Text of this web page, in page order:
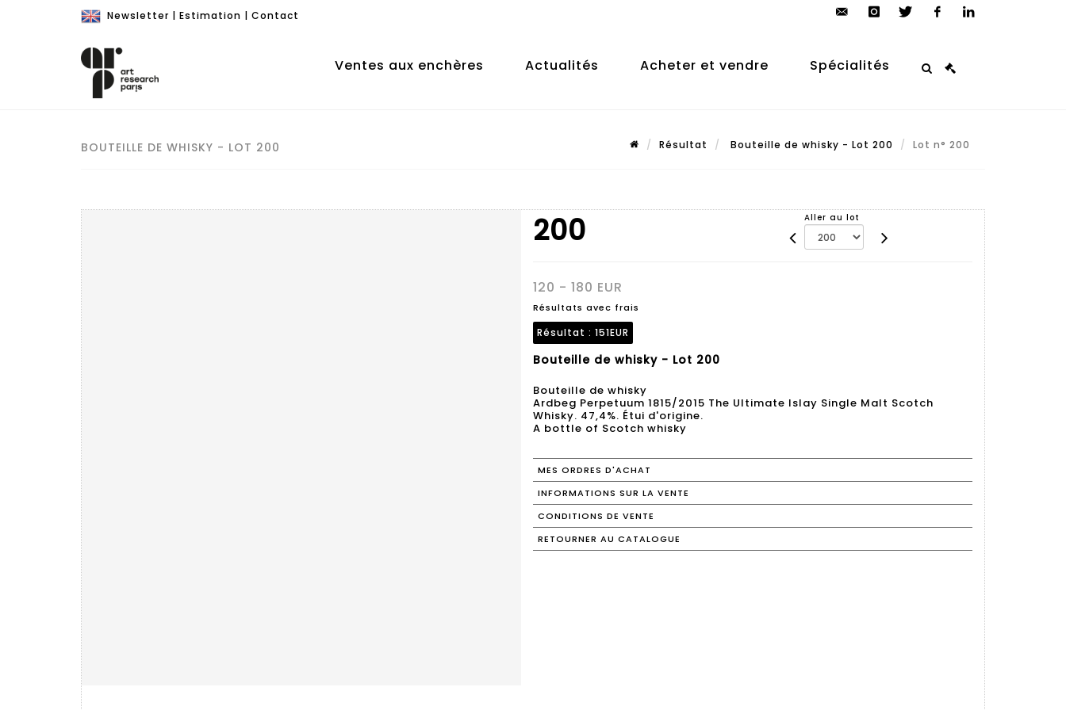
Newsletter | Estimation | Contact
auction.com
Ventes aux enchères Actualités Acheter et vendre Spécialités
BOUTEILLE DE WHISKY - LOT 200 Résultat Bouteille de whisky - Lot 200 Lot n° 200
200 Aller au lot
120 - 180 EUR
Résultats avec frais
Résultat : 151EUR
Bouteille de whisky - Lot 200
Bouteille de whisky
Ardbeg Perpetuum 1815/2015 The Ultimate Islay Single Malt Scotch
Whisky. 47,4%. Étui d'origine.
A bottle of Scotch whisky
MES ORDRES D'ACHAT
INFORMATIONS SUR LA VENTE
CONDITIONS DE VENTE
RETOURNER AU CATALOGUE